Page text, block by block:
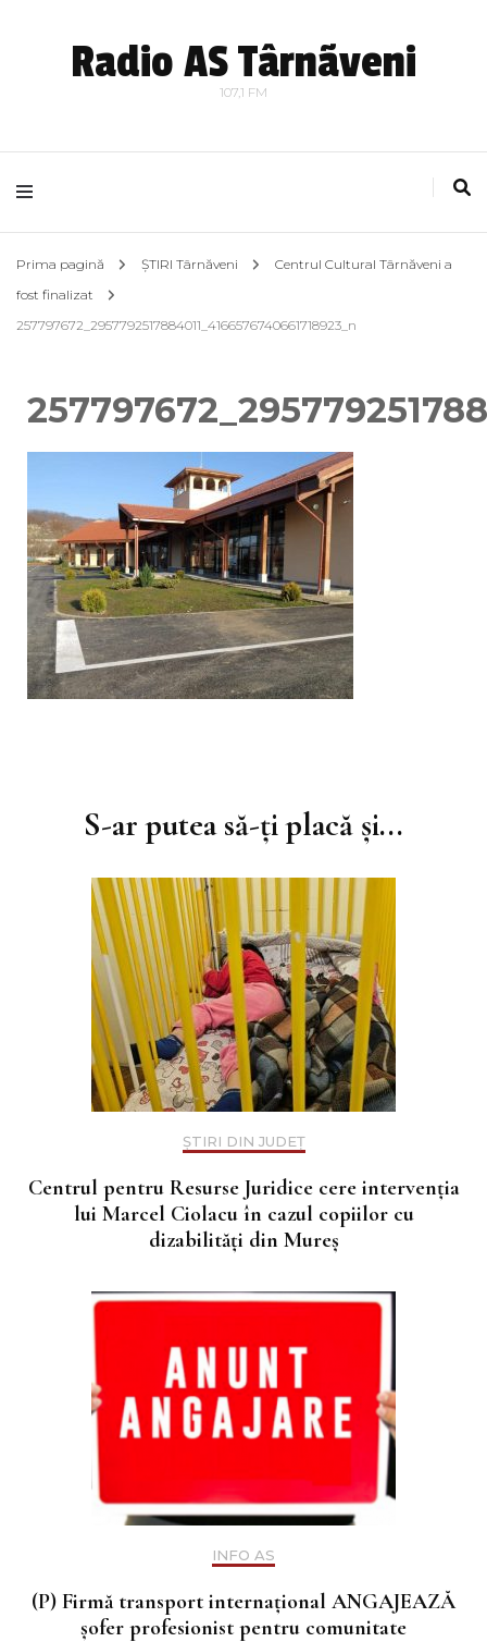
Radio AS Târnãveni
107,1 FM
Prima pagină ȘTIRI Târnăveni
Centrul Cultural Târnăveni a
fost finalizat
257797672_2957792517884011_4166576740661718923_n
articoleS-ar putea să-ți placă și...
ȘTIRI DIN JUDEȚ
Centrul pentru Resurse Juridice cere intervenția
lui Marcel Ciolacu în cazul copiilor cu
dizabilități din Mureș
INFO AS
(P) Firmă transport internațional ANGAJEAZĂ
șofer profesionist pentru comunitate